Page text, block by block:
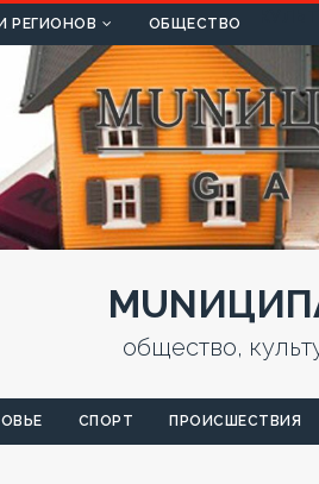
РЕГИОНОВ ОБЩЕСТВО
общество,
СПОРТ ПРОИСШЕСТВИЯ